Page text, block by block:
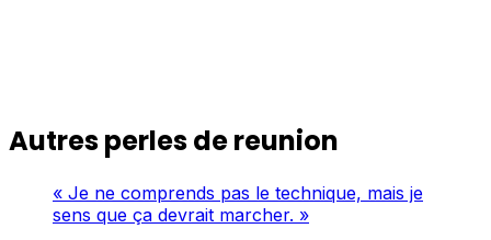
Autres perles de reunion
« Je ne comprends pas le technique, mais je
sens que ça devrait marcher. »